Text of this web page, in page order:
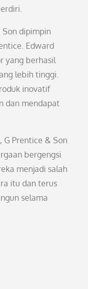
Son dipimpin
Edward
yang berhasil
lebih tinggi.
inovatif
dan mendapat
G Prentice & Son
bergengsi
menjadi salah
itu dan terus
selama